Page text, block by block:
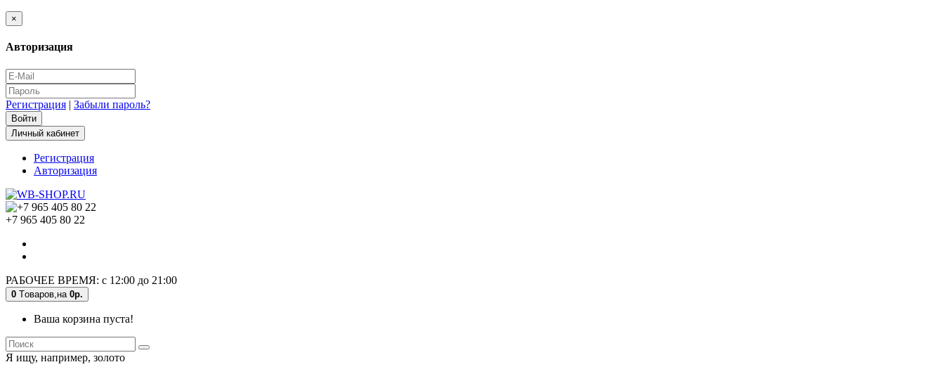
×
Авторизация
Регистрация | Забыли пароль?
Личный кабинет
Регистрация
Авторизация
+7 965 405 80 22
РАБОЧЕЕ ВРЕМЯ: с 12:00 до 21:00
0 Tоваров, на 0р.
Ваша корзина пуста!
Я ищу, например, золото